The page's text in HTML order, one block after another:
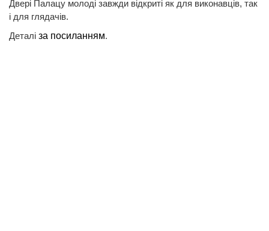
Двері Палацу молоді завжди відкриті як для виконавців, так
і для глядачів.
Деталі за посиланням.